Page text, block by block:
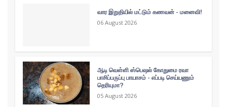
வார இறுதியில் மட்டும் கணவன் - மனைவி!
06 August 2026
ஆடி வெள்ளி ஸ்பெஷல் கோதுமை ரவா
பாசிப்பருப்பு பாயாசம் - எப்படி செய்யணும்
தெரியுமா?
05 August 2026